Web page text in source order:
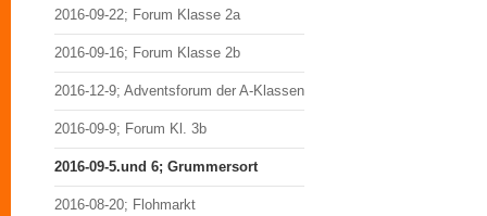
2016-09-22; Forum Klasse 2a
2016-09-16; Forum Klasse 2b
2016-12-9; Adventsforum der A-Klassen
2016-09-9; Forum Kl. 3b
2016-09-5.und 6; Grummersort
2016-08-20; Flohmarkt